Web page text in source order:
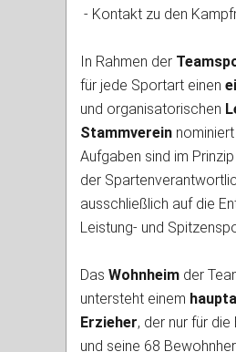
- Kontakt zu den
In Rahmen der
für jede Sportart einen
und organisatorischen
Stammverein
Aufgaben sind im
der
ausschließlich auf die
Leistung- und
Das Wohnheim der
untersteht einem
Erzieher, der nur für
und seine 68